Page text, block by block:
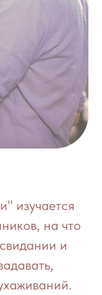
изучается
на что
и